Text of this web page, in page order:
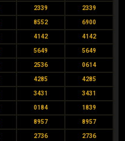
2339 2339
8552 6900
4142 4142
5649 5649
2536 0614
4285 4285
3431 3431
0184 1839
8957 8957
2736 2736